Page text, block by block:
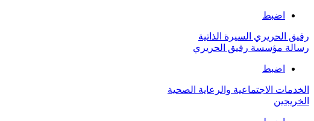
اضبط
رفيق الحريري السيرة الذاتية
رسالة مؤسسة رفيق الحريري
اضبط
الخدمات الاجتماعية والرعاية الصحية
الخريجين